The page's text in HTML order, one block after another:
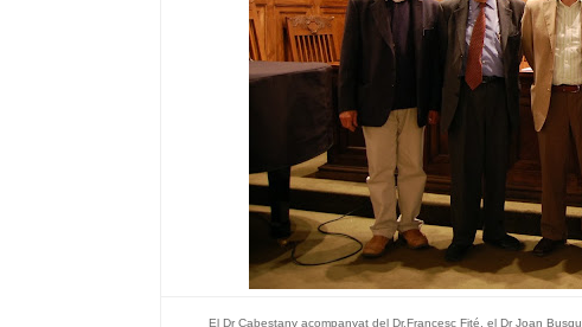
El Dr Cabestany acompanyat del Dr.Francesc Fité, el Dr Joan